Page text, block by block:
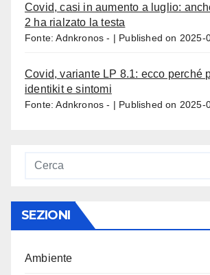
Covid, casi in aumento a luglio:
2 ha rialzato la testa
Fonte: Adnkronos - Published on 2025-
Covid, variante LP 8.1: ecco perché
identikit e sintomi
Fonte: Adnkronos - Published on 2025-
SEZIONI
Ambiente